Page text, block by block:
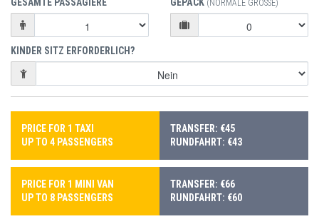
(NORMALE GRÖSSE)
KINDER SITZ ERFORDERLICH?
PRICE FOR 1 TAXI
UP TO 4 PASSENGERS
TRANSFER: €45
RUNDFAHRT: €43
PRICE FOR 1 MINI VAN
UP TO 8 PASSENGERS
TRANSFER: €66
RUNDFAHRT: €60